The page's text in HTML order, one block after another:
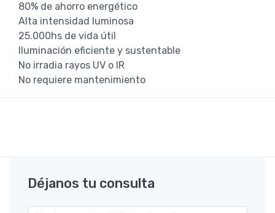
80% de ahorro energético
Alta intensidad luminosa
25.000hs de vida útil
Iluminación eficiente y sustentable
No irradia rayos UV o IR
No requiere mantenimiento
Déjanos tu consulta